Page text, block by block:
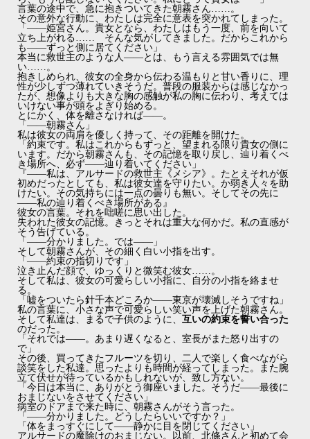
言葉の途中で、急に抱きついてきた朝霧さん……。
その意外な行動に、わたしは完全に意表を突かれてしまった。
「――姫宮さん。貴女となら、わたしはもう一度、前を向いて
立ち上がれる…… そんな気がしてきました。だからこれから
も――ずっと側に居てください」
本当に救世主のような人――とは、もう言える雰囲気では無
い……。
抱きしめられ、彼女の全身から伝わる温もりと甘い香りに、理
性が少しずつ薄れていきそうだ。普段の服装からは感じなかっ
たが、想像よりも大きな胸の感触が私の胸に伝わり、考えては
いけない事が頭をよぎり始める。
とにかく、体を離さなければ――。
「――朝霧さん」
私は彼女の両肩を優しく持って、その距離を開けた。
「約束です。私はこれからもずっと、望まれる限り貴女の側に
います。だから朝霧さんも、その記憶を取り戻し、辿り着くべ
き場所へ、必ず――辿り着いてください」
『――私は、アルサードの救世主《メシア》。たとえそれが仮
初めだったとしても、私は彼女達を守りたい。か弱き人々を助
けたい。その気持ちには一点の曇りも無い。そしてその先に
――私の辿り着くべき場所がある』
彼女の言葉。それを咄嗟に思い出した。
失われた彼女の記憶。きっとそれは重大な何かだ。私の直感が
そう告げている。
「――分かりました。では――」
そして朝霧さんが、その細く白い小指を出す。
「――約束の指切りです」
泣き止んだ顔で、ゆっくりと微笑む彼女……。
そして私は、彼女の可愛らしい小指に、自分の小指を絡ませ
る。
「嘘をついたら針千本どころか――東京が壊滅しそうですね」
私の言葉に、小さな声で可愛らしい笑い声を上げた朝霧さん。
そして私達は、まるで子供のように、 互いの約束を誓い合った
のだった。
「それでは――。あまり遅くなると、室長がまた怒り出すの
で」
その後、買ってきたフルーツを切り、二人で楽しく食べながら
談笑をした私達。思ったよりも時間が経ってしまった。また腕
立て伏せが待っているかもしれないが、致し方ない。
「今日は本当に、ありがとう御座いました。そうだ――最後に
おまじないをさせてください」
病室のドアまで来た時に、朝霧さんがそう言った。
「――分かりました。どうしたらいいですか？」
「体をまっすぐにして――静かに目を閉じてください」
アルサードの魔除けのおまじない。以前、北條さんと初めて会